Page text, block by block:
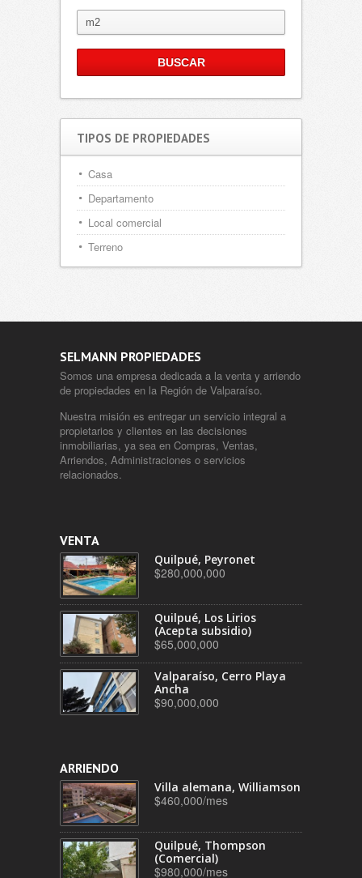
TIPOS DE PROPIEDADES
Casa
Departamento
Local comercial
Terreno
SELMANN PROPIEDADES
Somos una empresa dedicada a la venta y arriendo
de propiedades en la Región de Valparaíso.
Nuestra misión es entregar un servicio integral a
propietarios y clientes en las decisiones
inmobiliarias, ya sea en Compras, Ventas,
Arriendos, Administraciones o servicios
relacionados.
VENTA
Quilpué, Peyronet
$280,000,000
Quilpué, Los Lirios
(Acepta subsidio)
$65,000,000
Valparaíso, Cerro Playa
Ancha
$90,000,000
ARRIENDO
Villa alemana, Williamson
$460,000/mes
Quilpué, Thompson
(Comercial)
$980,000/mes